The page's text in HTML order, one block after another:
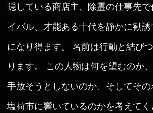
隠している商店主、除霊の仕事先
イバル、才能ある十代を静かに勧
になり得ます。 名前は行動と結び
ります。 この人物は何を望むのか
手放そうとしないのか、そしてその
塩荷市に響いているのかを考えてく